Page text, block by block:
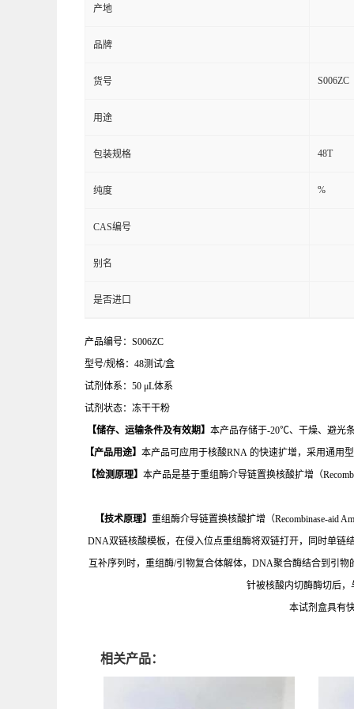
产地
品牌
货号 S006ZC
用途
包装规格 48T
纯度 %
CAS编号
别名
是否进口
产品编号：S006ZC
型号/规格：48测试/盒
试剂体系：50 μL体系
试剂状态：冻干干粉
【储存、运输条件及有效期】 本产品存储于-20℃、干燥、避光
【产品用途】 本产品可应用于核酸RNA 的快速扩增，采用通用
【检测原理】 本产品是基于重组酶介导链置换核酸扩增（
【技术原理】 重组酶介导链置换核酸扩增（Recombinase-aid
DNA双链核酸模板，在侵入位点重组酶将双链打开，同时单链
互补序列时，重组酶/引物复合体解体，DNA聚合酶结合到引
针被核酸内切酶酶切后
本试剂盒具有
相关产品：